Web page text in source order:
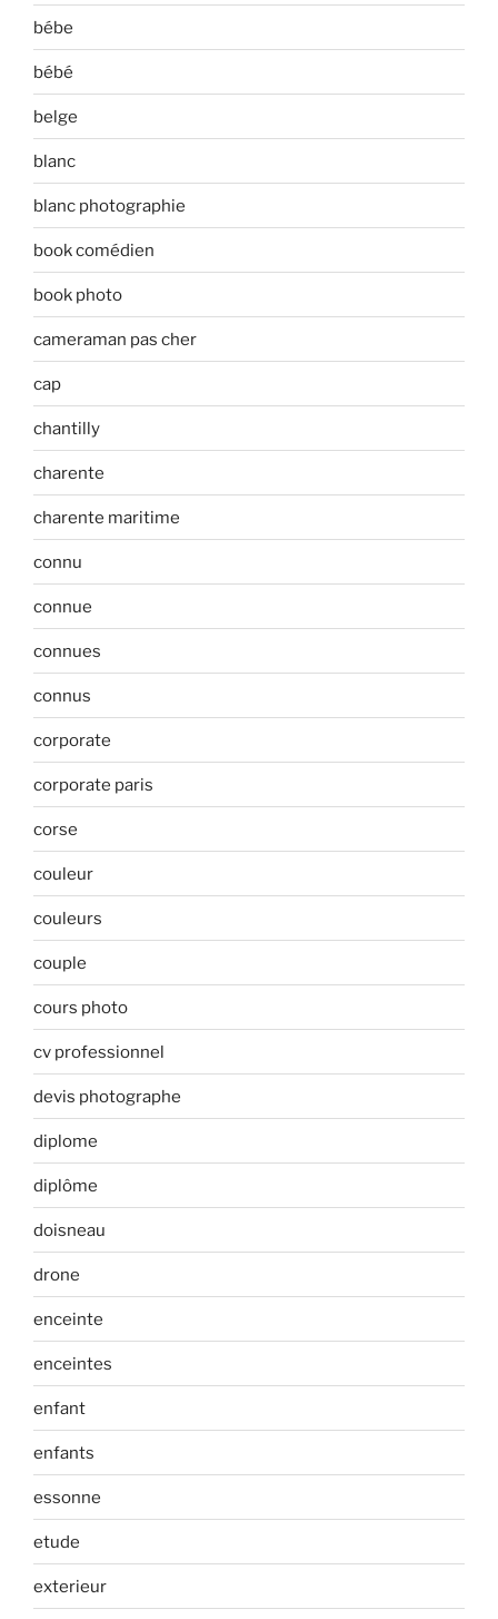
bébe
bébé
belge
blanc
blanc photographie
book comédien
book photo
cameraman pas cher
cap
chantilly
charente
charente maritime
connu
connue
connues
connus
corporate
corporate paris
corse
couleur
couleurs
couple
cours photo
cv professionnel
devis photographe
diplome
diplôme
doisneau
drone
enceinte
enceintes
enfant
enfants
essonne
etude
exterieur